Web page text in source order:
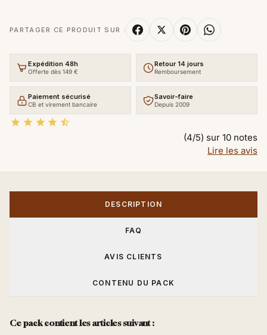
PARTAGER CE PRODUIT SUR :
Expédition 48h
Offerte dès 149 €
Retour 14 jours
Remboursement
Paiement sécurisé
CB et virement bancaire
Savoir-faire
Depuis 2009
    
(4/5) sur 10 notes
Lire les avis
DESCRIPTION
FAQ
AVIS CLIENTS
CONTENU DU PACK
Ce pack contient les articles suivant :